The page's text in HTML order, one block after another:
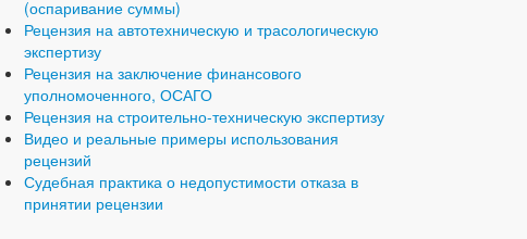
(оспаривание суммы)
Рецензия на автотехническую и трасологическую
экспертизу
Рецензия на заключение финансового
уполномоченного, ОСАГО
Рецензия на строительно-техническую экспертизу
Видео и реальные примеры использования
рецензий
Судебная практика о недопустимости отказа в
принятии рецензии